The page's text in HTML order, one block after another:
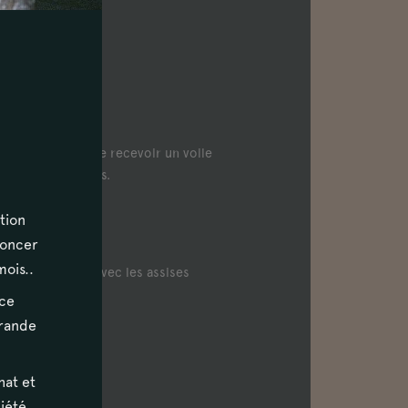
et vient de recevoir un voile
alignés.
état, avec les assises
et